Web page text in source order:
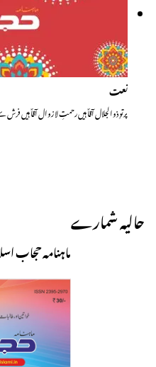
نعت
پرتوِ ذوالجلال آقاؐ ہیں رحمتِ لا زوال آقاؐ
حالیہ شمارے
ماہنامہ حجاب